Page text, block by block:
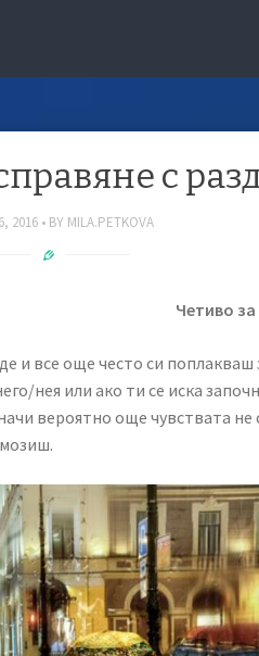
с
2016 BY MILA.PETKOVA
Четиво
и все още често си
нея или ако ти се иска
вероятно още чувствата не